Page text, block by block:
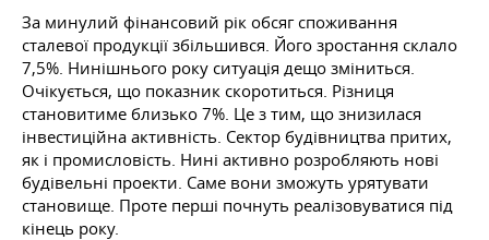
За минулий фінансовий рік обсяг споживання
сталевої продукції збільшився. Його зростання склало
7,5%. Нинішнього року ситуація дещо зміниться.
Очікується, що показник скоротиться. Різниця
становитиме близько 7%. Це з тим, що знизилася
інвестиційна активність. Сектор будівництва притих,
як і промисловість. Нині активно розробляють нові
будівельні проекти. Саме вони зможуть урятувати
становище. Проте перші почнуть реалізовуватися під
кінець року.